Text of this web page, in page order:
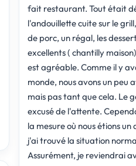
fait restaurant. Tout était
l'andouillette cuite sur le
de porc, un régal, les
excellents ( chantilly
est agréable. Comme il y avait du
monde, nous avons un peu
mais pas tant que cela. Le gérant s'est
excusé de l'attente. Cependant, dans
la mesure où nous étions un
j'ai trouvé la situation
Assurément, je